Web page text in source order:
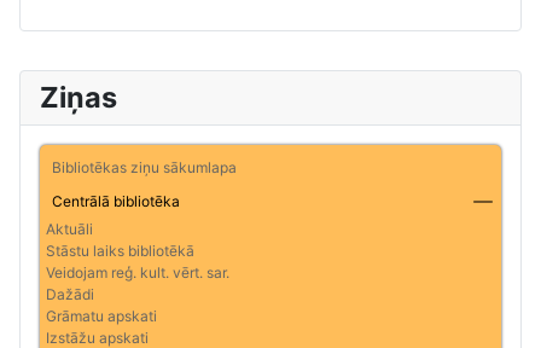
Ziņas
Bibliotēkas ziņu sākumlapa
Centrālā bibliotēka
Aktuāli
Stāstu laiks bibliotēkā
Veidojam reģ. kult. vērt. sar.
Dažādi
Grāmatu apskati
Izstāžu apskati